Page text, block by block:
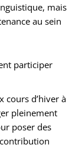
mais
au sein
participer
cours d’hiver à
pleinement
poser des